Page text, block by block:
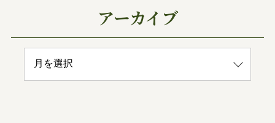
アーカイブ